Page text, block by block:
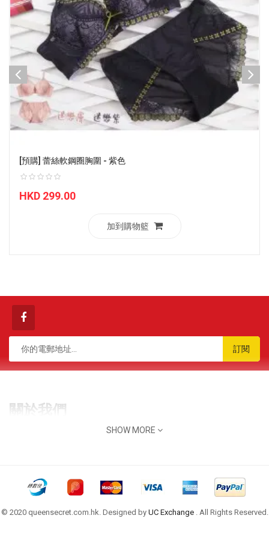
[預購] 蕾絲軟鋼圈胸圍 - 紫色
HKD 299.00
加到購物籃
訂閱
關於我們
香港 九龍 觀塘 榮業街 6號 海濱工業大廈 7樓 B2A室
辦公時間: 9:00AM - 7:00PM
信息
SHOW MORE
© 2020 queensecret.com.hk. Designed by UC Exchange . All Rights Reserved.